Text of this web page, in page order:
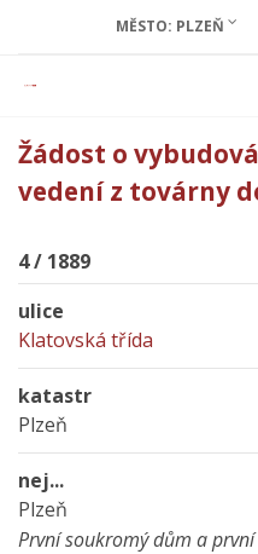
MĚSTO: PLZEŇ
Žádost o
vedení z továrny
4 / 1889
ulice
Klatovská třída
katastr
Plzeň
nej...
Plzeň
První soukromý dům a